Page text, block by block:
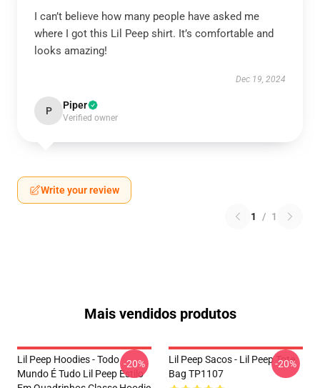
I can’t believe how many people have asked me
where I got this Lil Peep shirt. It’s comfortable and
looks amazing!
Dec 19, 2024
P Piper
Verified owner
Write your review
1 / 1
Mais vendidos produtos
Lil Peep Hoodies - Todo
Mundo É Tudo Lil Peep Estilo
-20%
Lil Peep Sacos - Lil Peep Tote
Bag TP1107
-20%